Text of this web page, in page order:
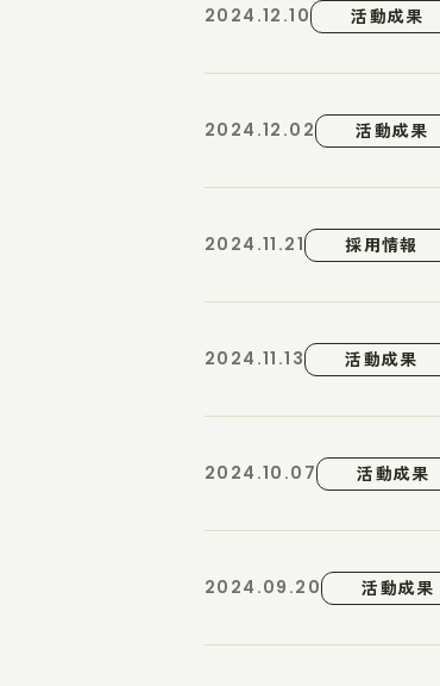
2024.12.10 活動成果
2024.12.02 活動成果
2024.11.21 採用情報
2024.11.13 活動成果
2024.10.07 活動成果
2024.09.20 活動成果